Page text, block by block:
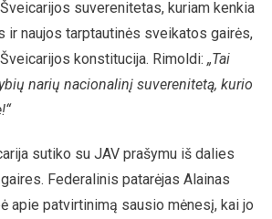
suverenitetas, kuriam kenkia
ir naujos tarptautinės sveikatos gairės,
konstitucija. Rimoldi: „Tai
narių nacionalinį suverenitetą, kurio
sutiko su JAV prašymu iš dalies
Federalinis patarėjas Alainas
apie patvirtinimą sausio mėnesį, kai jo